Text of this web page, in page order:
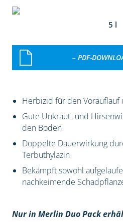
5 l
– PDF-
Herbizid für den
Gute Unkraut- und
den Boden
Doppelte Dauerwirkung
Terbuthylazin
Bekämpft sowohl
nachkeimende
Nur in Merlin Duo Pack